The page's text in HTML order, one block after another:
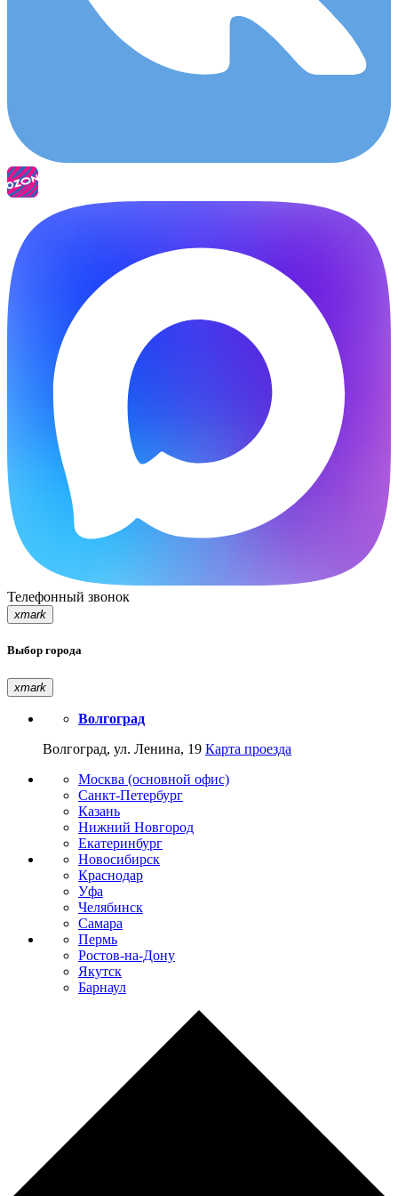
Телефонный звонок
xmark
Выбор города
xmark
Волгоград
Волгоград, ул. Ленина, 19 Карта проезда
Москва (основной офис)
Санкт-Петербург
Казань
Нижний Новгород
Екатеринбург
Новосибирск
Краснодар
Уфа
Челябинск
Самара
Пермь
Ростов-на-Дону
Якутск
Барнаул